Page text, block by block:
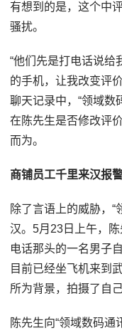
有想到的是，这个中
骚扰。
“他们先是打电话说
的手机，让我改变评
聊天记录中，“领域数
在陈先生是否修改评
而为。
商铺员工千里来汉报
除了言语上的威胁，“
汉。5月23日上午，
电话那头的一名男子
目前已经坐飞机来到
所为背景，拍摄了自
陈先生向“领域数码